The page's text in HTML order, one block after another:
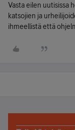
Vasta eilen uutisissa
katsojien ja
ihmeellistä että